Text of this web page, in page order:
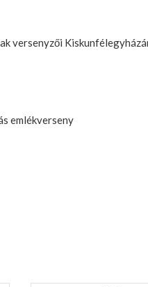
versenyzői
emlékverseny